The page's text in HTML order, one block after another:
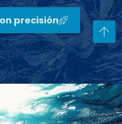
precisión